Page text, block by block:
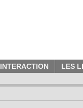
INTERACTION LES